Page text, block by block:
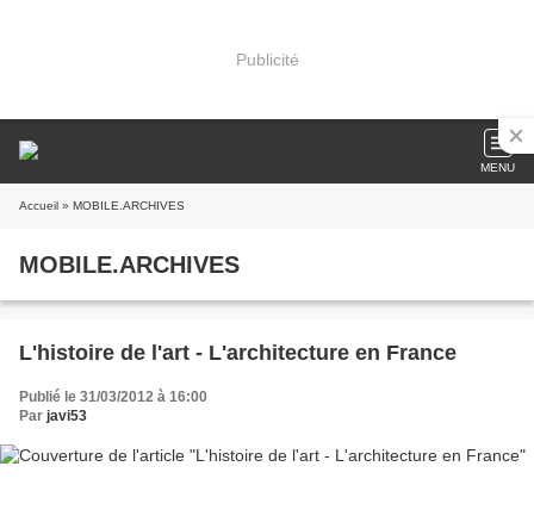
Publicité
MENU
Accueil » MOBILE.ARCHIVES
MOBILE.ARCHIVES
L'histoire de l'art - L'architecture en France
Publié le 31/03/2012 à 16:00
Par javi53